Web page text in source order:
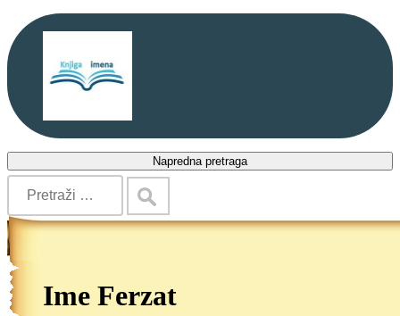
Napredna pretraga
Ime Ferzat